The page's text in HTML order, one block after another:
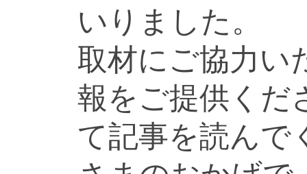
いりました。
取材にご協力い
報をご提供くだ
て記事を読んで